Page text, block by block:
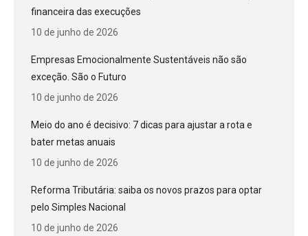
financeira das execuções
10 de junho de 2026
Empresas Emocionalmente Sustentáveis não são
exceção. São o Futuro
10 de junho de 2026
Meio do ano é decisivo: 7 dicas para ajustar a rota e
bater metas anuais
10 de junho de 2026
Reforma Tributária: saiba os novos prazos para optar
pelo Simples Nacional
10 de junho de 2026